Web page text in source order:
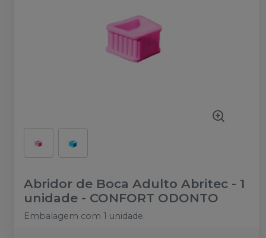
Abridor de Boca Adulto Abritec - 1
unidade - CONFORT ODONTO
Embalagem com 1 unidade.